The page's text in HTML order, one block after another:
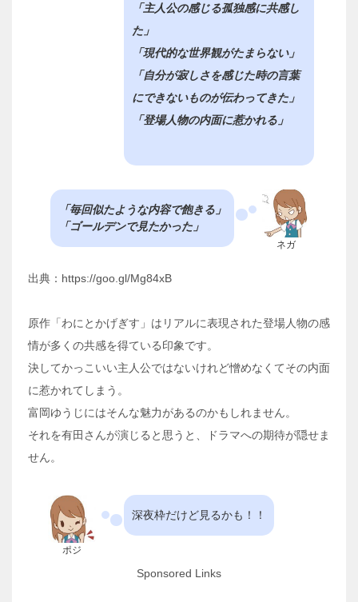
「主人公の感じる孤独感に共感し
た」
「現代的な世界観がたまらない」
「自分が寂しさを感じた時の言葉
にできないものが伝わってきた」
「登場人物の内面に惹かれる」
ネガ
「毎回似たような内容で飽きる」
「ゴールデンで見たかった」
出典：https://goo.gl/Mg84xB
原作「わにとかげぎす」はリアルに表現された登場人物の感
情が多くの共感を得ている印象です。
決してかっこいい主人公ではないけれど憎めなくてその内面
に惹かれてしまう。
富岡ゆうじにはそんな魅力があるのかもしれません。
それを有田さんが演じると思うと、ドラマへの期待が隠せま
せん。
ポジ
深夜枠だけど見るかも！！
Sponsored Links